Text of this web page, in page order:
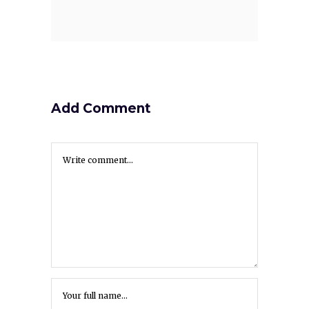
Add Comment